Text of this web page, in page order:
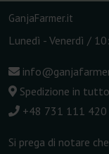
GanjaFarmer.it
Lunedì - Venerdì /
Spedizione in
+48 731 111 420
Si prega di notare